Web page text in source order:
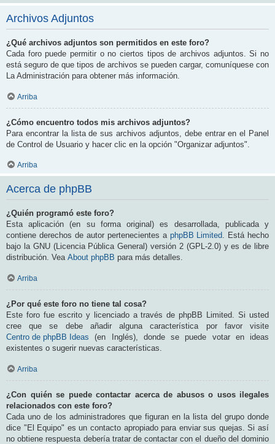
Archivos Adjuntos
¿Qué archivos adjuntos son permitidos en este foro?
Cada foro puede permitir o no ciertos tipos de archivos adjuntos. Si no
está seguro de que tipos de archivos se pueden cargar, comuníquese con
La Administración para obtener más información.
Arriba
¿Cómo encuentro todos mis archivos adjuntos?
Para encontrar la lista de sus archivos adjuntos, debe entrar en el Panel
de Control de Usuario y hacer clic en la opción "Organizar adjuntos".
Arriba
Acerca de phpBB
¿Quién programó este foro?
Esta aplicación (en su forma original) es desarrollada, publicada y
contiene derechos de autor pertenecientes a phpBB Limited. Está hecho
bajo la GNU (Licencia Pública General) versión 2 (GPL-2.0) y es de libre
distribución. Vea About phpBB para más detalles.
Arriba
¿Por qué este foro no tiene tal cosa?
Este foro fue escrito y licenciado a través de phpBB Limited. Si usted
cree que se debe añadir alguna característica por favor visite
Centro de phpBB Ideas (en Inglés), donde se puede votar en ideas
existentes o sugerir nuevas características.
Arriba
¿Con quién se puede contactar acerca de abusos o usos ilegales
relacionados con este foro?
Cada uno de los administradores que figuran en la lista del grupo donde
dice "El Equipo" es un contacto apropiado para enviar sus quejas. Si así
no obtiene respuesta debería tratar de contactar con el dueño del dominio